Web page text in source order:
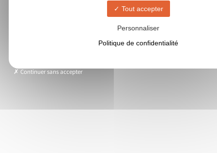
Tout accepter
Personnaliser
Politique de confidentialité
Continuer sans accepter